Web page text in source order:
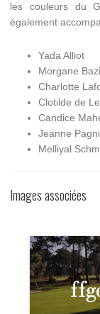
les couleurs du
également
Yada Alliot
Morgane
Charlotte
Clotilde de
Candice
Jeanne
Melliyal
Images associées